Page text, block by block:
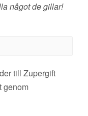
något de gillar!
till Zupergift
genom